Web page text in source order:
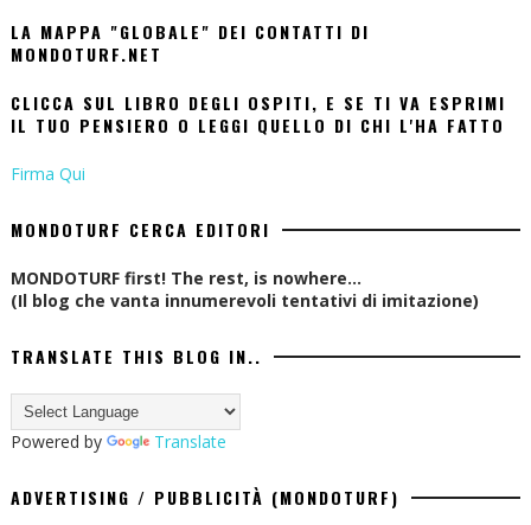
LA MAPPA "GLOBALE" DEI CONTATTI DI
MONDOTURF.NET
CLICCA SUL LIBRO DEGLI OSPITI, E SE TI VA ESPRIMI
IL TUO PENSIERO O LEGGI QUELLO DI CHI L'HA FATTO
Firma Qui
MONDOTURF CERCA EDITORI
MONDOTURF first! The rest, is nowhere...
(Il blog che vanta innumerevoli tentativi di imitazione)
TRANSLATE THIS BLOG IN..
Powered by Translate
ADVERTISING / PUBBLICITÀ (MONDOTURF)